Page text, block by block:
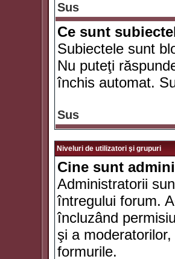
Sus
Ce sunt
Subiectele sunt
Nu puteţi
închis automat.
Sus
Niveluri de utilizatori şi grupuri
Cine sunt
Administratorii
întregului forum.
încluzând
şi a
formurile.